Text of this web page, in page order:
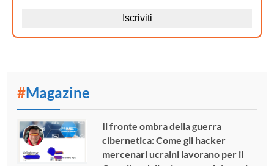
#Magazine
Il fronte ombra della guerra
cibernetica: Come gli hacker
mercenari ucraini lavorano per il